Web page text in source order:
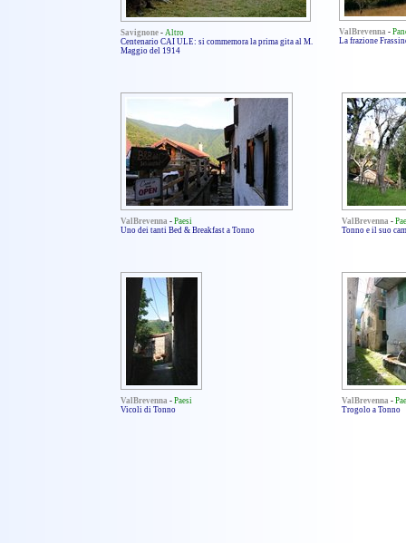
Savignone - Altro
Centenario CAI ULE: si commemora la prima gita al M.
Maggio del 1914
ValBrevenna -
La frazione
ValBrevenna - Paesi
Uno dei tanti Bed & Breakfast a Tonno
ValBrevenna -
Tonno e il suo
ValBrevenna - Paesi
Vicoli di Tonno
ValBrevenna -
Trogolo a Tonno